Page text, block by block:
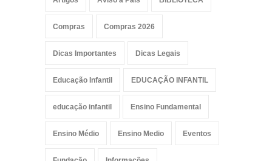
Compras Compras 2026
Dicas Importantes Dicas Legais
Educação Infantil EDUCAÇÃO INFANTIL
educação infantil Ensino Fundamental
Ensino Médio Ensino Medio Eventos